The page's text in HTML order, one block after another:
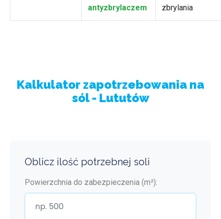
antyzbrylaczem
zbrylania
Kalkulator zapotrzebowania na
sól - Lututów
Oblicz ilość potrzebnej soli
Powierzchnia do zabezpieczenia (m²):